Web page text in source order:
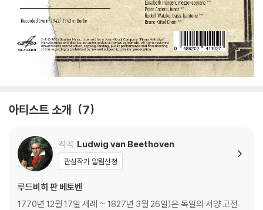
아티스트 소개 7
작곡 Ludwig van Beethoven
관심작가 알림신청
루드비히 판 베토벤
1770년 12월 17일 세례 ~ 1827년 3월 26일)은 독일의 서양 고전